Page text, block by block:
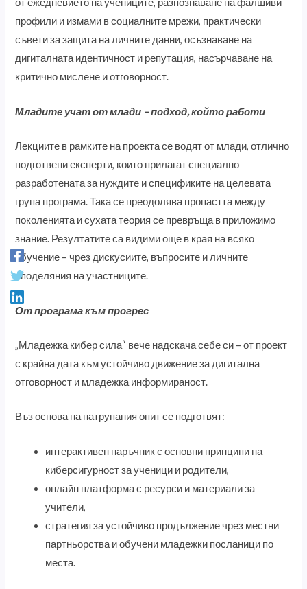
от ежедневието на учениците, разпознаване на фалшиви
профили и измами в социалните мрежи, практически
съвети за защита на личните данни, осъзнаване на
дигиталната идентичност и репутация, насърчаване на
критично мислене и отговорност.
Младите учат от млади – подход, който работи
Лекциите в рамките на проекта се водят от млади, отлично
подготвени експерти, които прилагат специално
разработената за нуждите и спецификите на целевата
група програма. Така се преодолява пропастта между
поколенията и сухата теория се превръща в приложимо
знание. Резултатите са видими още в края на всяко
обучение – чрез дискусиите, въпросите и личните
споделяния на участниците.
От програма към прогрес
„Младежка кибер сила“ вече надскача себе си – от проект
с крайна дата към устойчиво движение за дигитална
отговорност и младежка информираност.
Въз основа на натрупания опит се подготвят:
интерактивен наръчник с основни принципи на
киберсигурност за ученици и родители,
онлайн платформа с ресурси и материали за
учители,
стратегия за устойчиво продължение чрез местни
партньорства и обучени младежки посланици по
места.